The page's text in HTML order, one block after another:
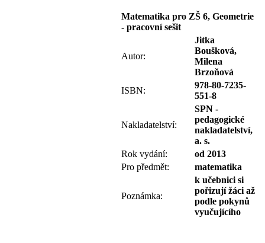
Matematika pro ZŠ 6, Geometrie
- pracovní sešit
Autor:
Jitka
Boušková,
Milena
Brzoňová
ISBN:
978-80-7235-
551-8
Nakladatelství:
SPN -
pedagogické
nakladatelství,
a. s.
Rok vydání:
od 2013
Pro předmět:
matematika
Poznámka:
k učebnici si
pořizují žáci až
podle pokynů
vyučujícího